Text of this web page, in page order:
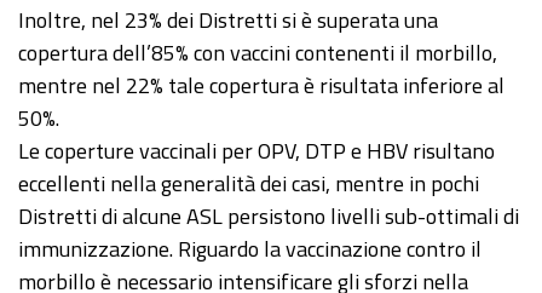
Inoltre, nel 23% dei Distretti si è superata una
copertura dell’85% con vaccini contenenti il morbillo,
mentre nel 22% tale copertura è risultata inferiore al
50%.
Le coperture vaccinali per OPV, DTP e HBV risultano
eccellenti nella generalità dei casi, mentre in pochi
Distretti di alcune ASL persistono livelli sub-ottimali di
immunizzazione. Riguardo la vaccinazione contro il
morbillo è necessario intensificare gli sforzi nella